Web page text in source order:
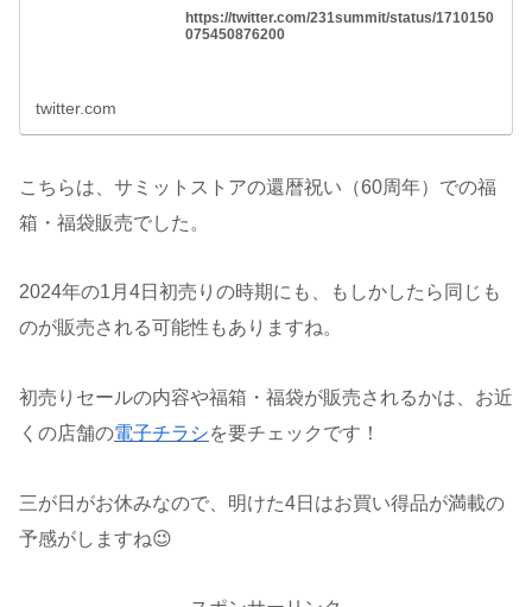
https://twitter.com/231summit/status/1710150
075450876200
twitter.com
こちらは、サミットストアの還暦祝い（60周年）での福
箱・福袋販売でした。
2024年の1月4日初売りの時期にも、もしかしたら同じも
のが販売される可能性もありますね。
初売りセールの内容や福箱・福袋が販売されるかは、お近
くの店舗の電子チラシを要チェックです！
三が日がお休みなので、明けた4日はお買い得品が満載の
予感がしますね😉